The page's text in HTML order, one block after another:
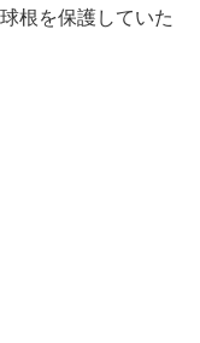
根を保護していた